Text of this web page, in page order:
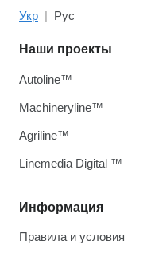
Укр Рус
Информация
Правила и условия
Наши проекты
Autoline™
Machineryline™
Agriline™
Linemedia Digital ™